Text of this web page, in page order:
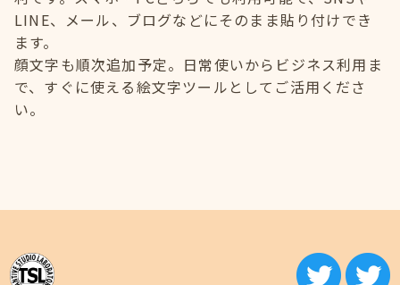
LINE、メール、ブログなどにそのまま貼り付けでき
ます。
顔文字も順次追加予定。日常使いからビジネス利用ま
で、すぐに使える絵文字ツールとしてご活用くださ
い。